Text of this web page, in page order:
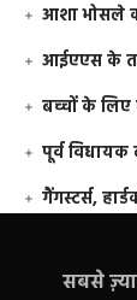
आशा भोसले
आईएएस के
बच्चों के
पूर्व
गैंगस्टर्स,
सबसे